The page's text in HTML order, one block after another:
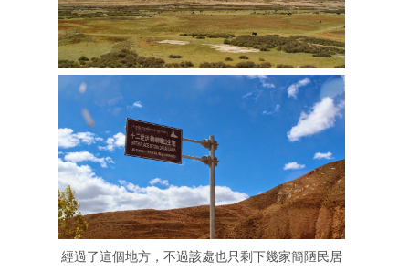
經過了這個地方，不過該處也只剩下幾家簡陋民居